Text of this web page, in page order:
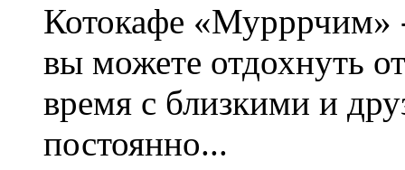
Котокафе «Мурррчим»
вы можете отдохнуть
время с близкими и
постоянно...